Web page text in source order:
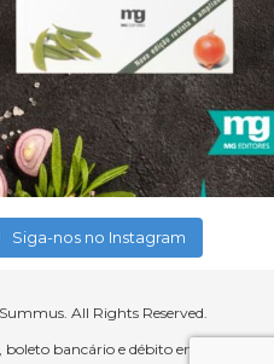
Siga-nos no Instagram
All Rights Reserved.
bancário e débito em